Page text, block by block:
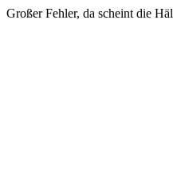
Großer Fehler, da scheint die